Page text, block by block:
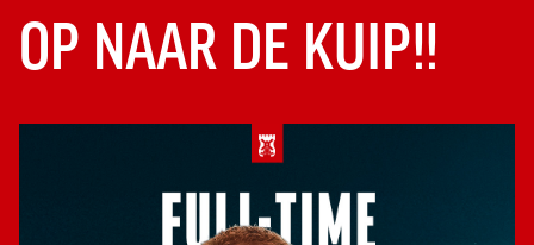
OP NAAR DE KUIP!!